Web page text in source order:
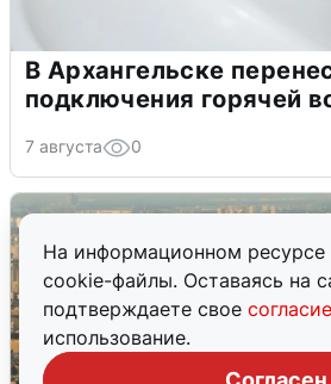
На информационном ресурсе
cookie-файлы. Оставаясь на
подтверждаете свое согласие
использование.
В Архангельске
подключения горячей
7 августа 0